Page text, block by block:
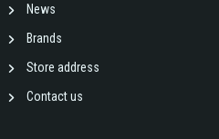
News
Brands
Store address
Contact us